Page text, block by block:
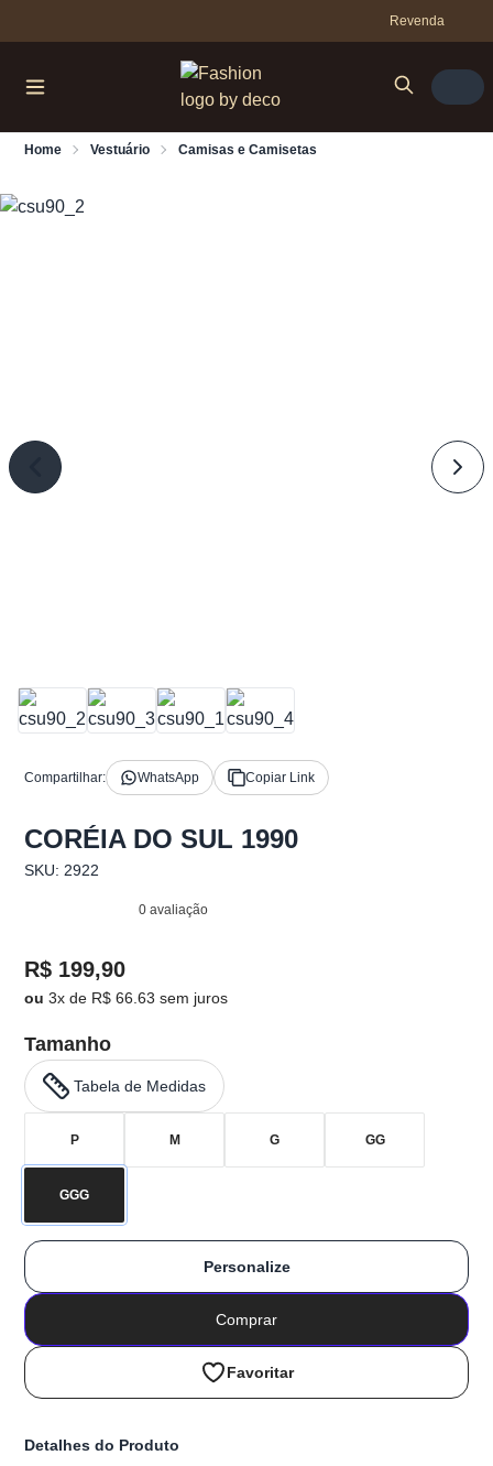
Revenda
Home Vestuário Camisas e Camisetas
Compartilhar: WhatsApp Copiar Link
CORÉIA DO SUL 1990
SKU: 2922
0 avaliação
R$ 199,90
ou3x de R$ 66.63 sem juros
Tamanho
Tabela de Medidas
P M G GG
GGG
Personalize
Comprar
Favoritar
Detalhes do Produto